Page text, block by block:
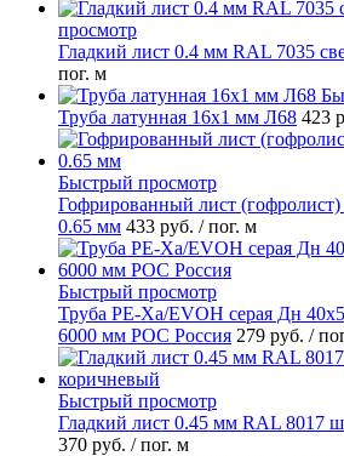
просмотр
Гладкий лист 0.4 мм RAL 7035
пог. м
Труба латунная 16х1 мм Л68 423
Быстрый просмотр
Гофрированный лист
0.65 мм 433 руб. / пог. м
Быстрый просмотр
Труба PE-Xa/EVOH серая Дн
6000 мм РОС Россия 279 руб. /
Быстрый просмотр
Гладкий лист 0.45 мм RAL 8017
370 руб. / пог. м